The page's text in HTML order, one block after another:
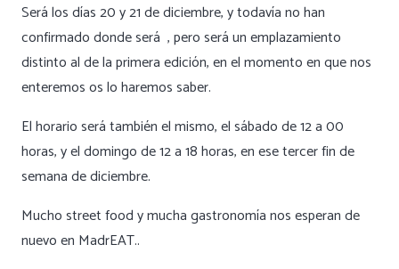
Será los días 20 y 21 de diciembre, y todavía no han
confirmado donde será , pero será un emplazamiento
distinto al de la primera edición, en el momento en que nos
enteremos os lo haremos saber.
El horario será también el mismo, el sábado de 12 a 00
horas, y el domingo de 12 a 18 horas, en ese tercer fin de
semana de diciembre.
Mucho street food y mucha gastronomía nos esperan de
nuevo en MadrEAT..